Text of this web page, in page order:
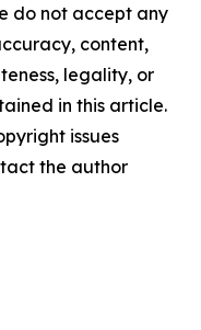
do not accept any
content,
legality, or
in this article.
issues
the author